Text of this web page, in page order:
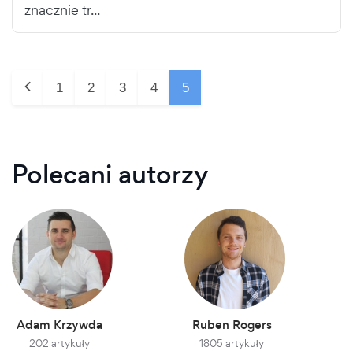
znacznie tr...
1 2 3 4 5
Polecani autorzy
Adam Krzywda
202 artykuły
Ruben Rogers
1805 artykuły